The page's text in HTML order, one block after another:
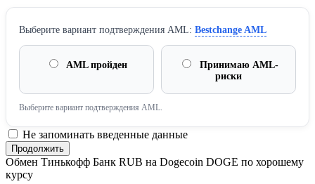
Выберите вариант подтверждения AML: Bestchange AML
AML пройден
Принимаю AML-
риски
Выберите вариант подтверждения AML.
Не запоминать введенные данные
Обмен Тинькофф Банк RUB на Dogecoin DOGE по хорошему
курсу